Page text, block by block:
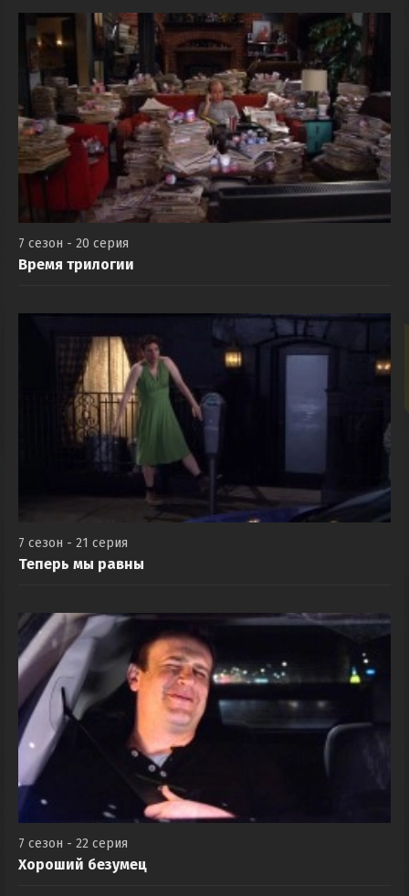
7 сезон - 20 серия
Время трилогии
7 сезон - 21 серия
Теперь мы равны
7 сезон - 22 серия
Хороший безумец